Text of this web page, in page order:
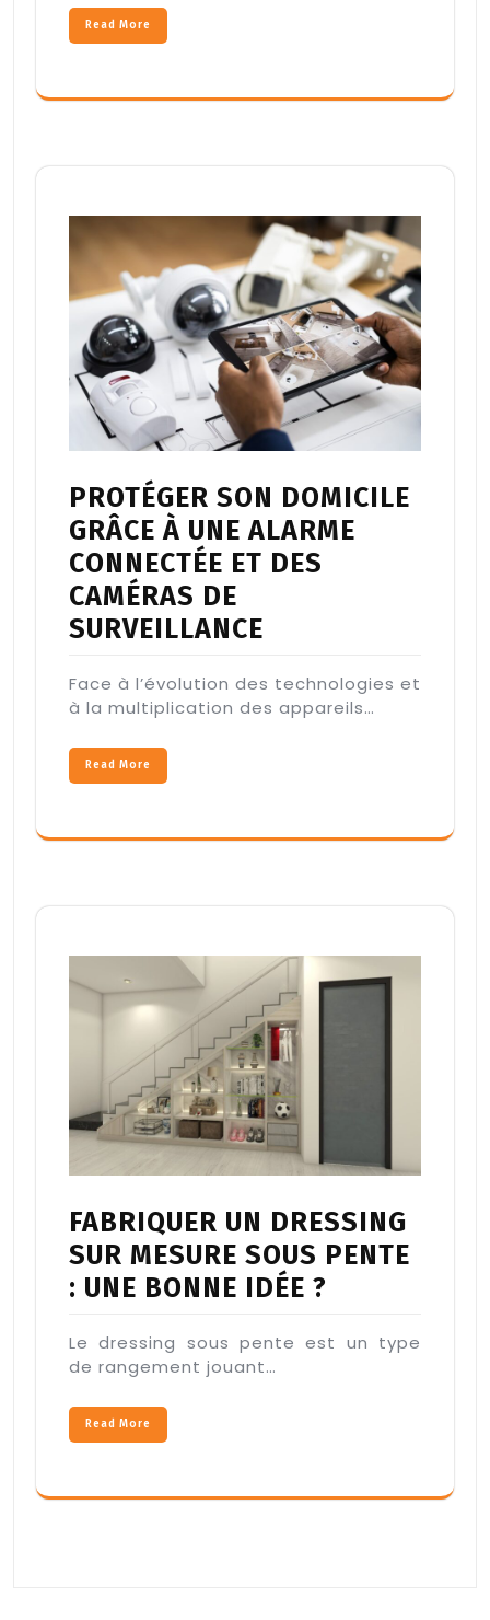
Read More
PROTÉGER SON DOMICILE
GRÂCE À UNE ALARME
CONNECTÉE ET DES
CAMÉRAS DE
SURVEILLANCE
Face à l’évolution des technologies et
à la multiplication des appareils…
Read More
FABRIQUER UN DRESSING
SUR MESURE SOUS PENTE
: UNE BONNE IDÉE ?
Le dressing sous pente est un type
de rangement jouant…
Read More